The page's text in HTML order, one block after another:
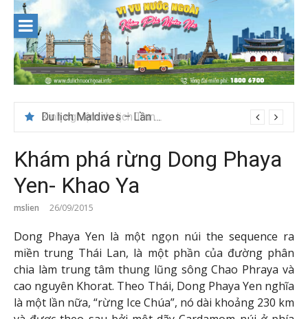
content
Du lịch Maldives – Lần đầu nên đi đâu, chơi gì?
Khám phá rừng Dong Phaya
Yen- Khao Ya
mslien 26/09/2015
Dong Phaya Yen là một ngọn núi the sequence ra
miền trung Thái Lan, là một phần của đường phân
chia làm trung tâm thung lũng sông Chao Phraya và
cao nguyên Khorat. Theo Thái, Dong Phaya Yen nghĩa
là một lần nữa, “rừng Ice Chúa”, nó dài khoảng 230 km